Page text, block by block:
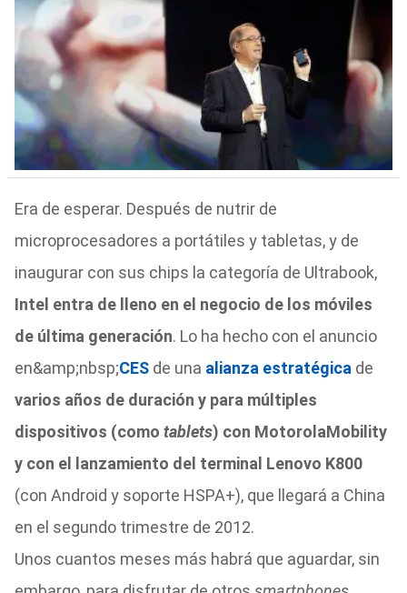
Era de esperar. Después de nutrir de
microprocesadores a portátiles y tabletas, y de
inaugurar con sus chips la categoría de Ultrabook,
Intel entra de lleno en el negocio de los móviles
de última generación. Lo ha hecho con el anuncio
en&amp;nbsp;CESde una alianza estratégica de
varios años de duración y para múltiples
dispositivos (como tablets) con MotorolaMobility
y con el lanzamiento del terminal Lenovo K800
(con Android y soporte HSPA+), que llegará a China
en el segundo trimestre de 2012.
Unos cuantos meses más habrá que aguardar, sin